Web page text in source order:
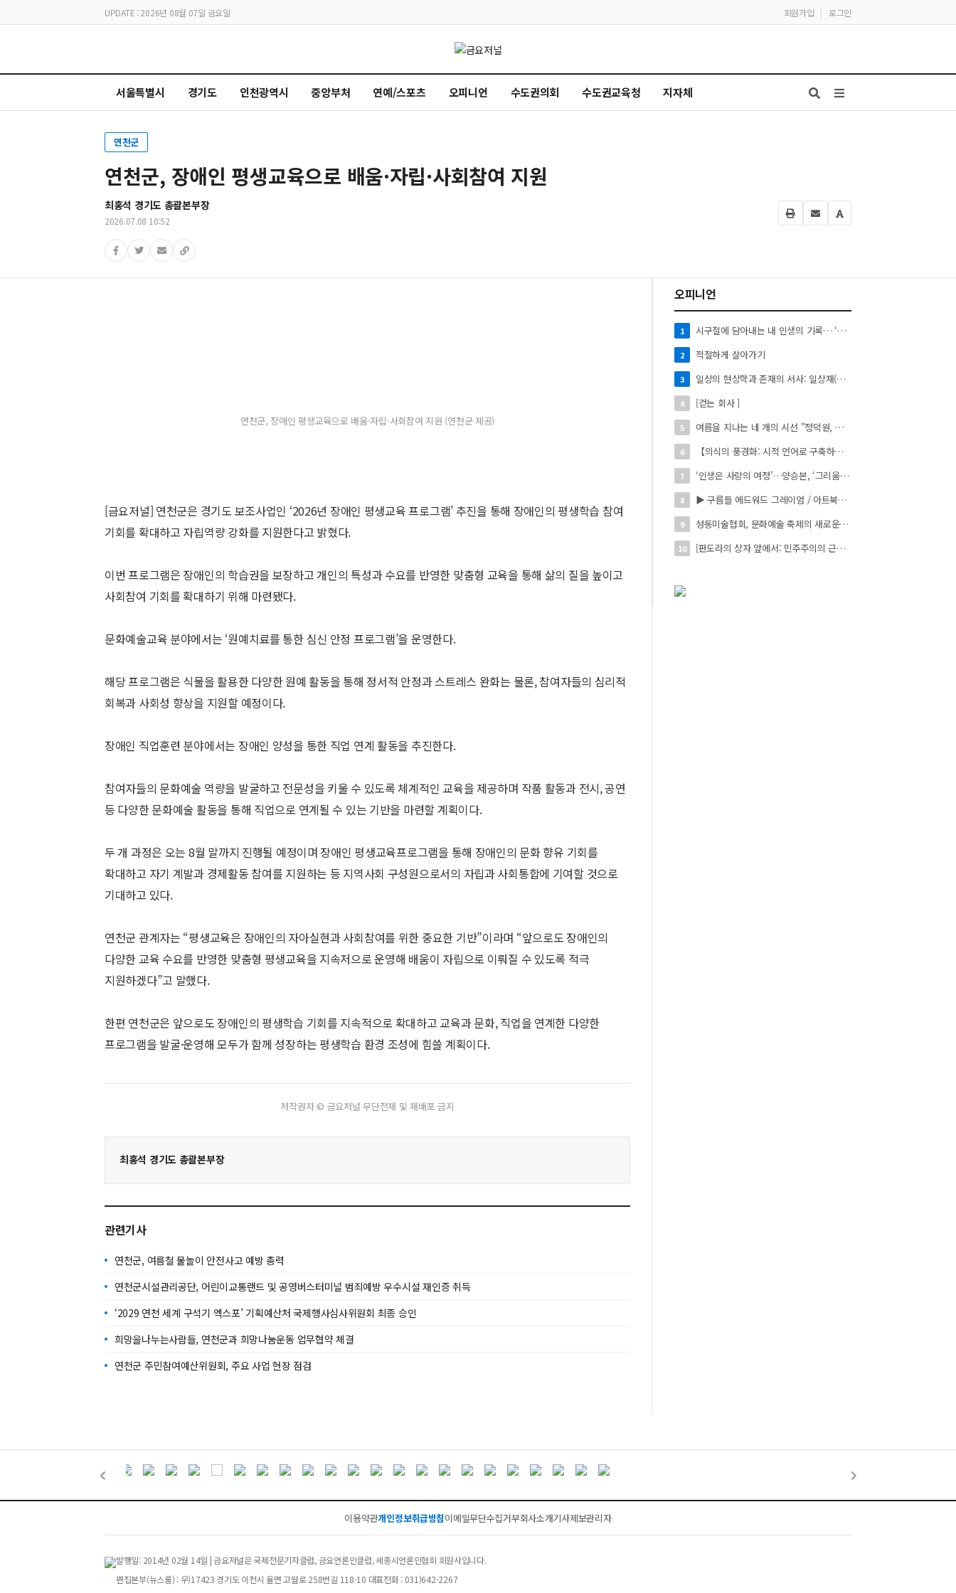
UPDATE : 2026년 08월 07일 금요일 회원가입 | 로그인
서울특별시 경기도 인천광역시 중앙부처 연예/스포츠 오피니언 수도권의회 수도권교육청 지자체
연천군
연천군, 장애인 평생교육으로 배움·자립·사회참여 지원
최홍석 경기도 총괄본부장
2026.07.08 10:52
연천군, 장애인 평생교육으로 배움·자립·사회참여 지원 (연천군 제공)
[금요저널] 연천군은 경기도 보조사업인 ‘2026년 장애인 평생교육 프로그램’ 추진을 통해 장애인의 평생학습 참여
기회를 확대하고 자립역량 강화를 지원한다고 밝혔다.
이번 프로그램은 장애인의 학습권을 보장하고 개인의 특성과 수요를 반영한 맞춤형 교육을 통해 삶의 질을 높이고
사회참여 기회를 확대하기 위해 마련됐다.
문화예술교육 분야에서는 ‘원예치료를 통한 심신 안정 프로그램’을 운영한다.
해당 프로그램은 식물을 활용한 다양한 원예 활동을 통해 정서적 안정과 스트레스 완화는 물론, 참여자들의 심리적
회복과 사회성 향상을 지원할 예정이다.
장애인 직업훈련 분야에서는 장애인 양성을 통한 직업 연계 활동을 추진한다.
참여자들의 문화예술 역량을 발굴하고 전문성을 키울 수 있도록 체계적인 교육을 제공하며 작품 활동과 전시, 공연
등 다양한 문화예술 활동을 통해 직업으로 연계될 수 있는 기반을 마련할 계획이다.
두 개 과정은 오는 8월 말까지 진행될 예정이며 장애인 평생교육프로그램을 통해 장애인의 문화 향유 기회를
확대하고 자기 계발과 경제활동 참여를 지원하는 등 지역사회 구성원으로서의 자립과 사회통합에 기여할 것으로
기대하고 있다.
연천군 관계자는 “평생교육은 장애인의 자아실현과 사회참여를 위한 중요한 기반”이라며 “앞으로도 장애인의
다양한 교육 수요를 반영한 맞춤형 평생교육을 지속저으로 운영해 배움이 자립으로 이뤄질 수 있도록 적극
지원하겠다”고 말했다.
한편 연천군은 앞으로도 장애인의 평생학습 기회를 지속적으로 확대하고 교육과 문화, 직업을 연계한 다양한
프로그램을 발굴·운영해 모두가 함께 성장하는 평생학습 환경 조성에 힘쓸 계획이다.
저작권자 © 금요저널 무단전재 및 재배포 금지
최홍석 경기도 총괄본부장
관련기사
연천군, 여름철 물놀이 안전사고 예방 총력
연천군시설관리공단, 어린이교통랜드 및 공영버스터미널 범죄예방 우수시설 재인증 취득
‘2029 연천 세계 구석기 엑스포’ 기획예산처 국제행사심사위원회 최종 승인
희망을나누는사람들, 연천군과 희망나눔운동 업무협약 체결
연천군 주민참여예산위원회, 주요 사업 현장 점검
오피니언
1 시구절에 담아내는 내 인생의 기록… ‘시로 쓰는 자서전’
2 적절하게 살아가기
3 일상의 현상학과 존재의 서사: 일상재(日常材)의 시적 환치와 자아 성찰】
4 [걷는 회사 ]
5 여름을 지나는 네 개의 시선 "정덕원, 나지윤, 민선홍, 정윤하 작가" 4인 展
6 【의식의 풍경화: 시적 언어로 구축하는 실존의 미학】
7 ‘인생은 사랑의 여정’…양승본, ‘그리움의 빛’
8 ▶ 구름들 에드워드 그레이엄 / 아트북스 / 288쪽
9 성동미술협회, 문화예술 축제의 새로운 시작 ‘2026 서울숲 국제 아트 페스타’ 개최
10 [판도라의 상자 앞에서: 민주주의의 근원을 묻다]
이용약관개인정보취급방침이메일무단수집거부회사소개기사제보관리자
발행일: 2014년 02월 14일 | 금요저널은 국제전문기자클럽, 금요언론인클럽, 세종시언론인협회 회원사입니다.
편집본부(뉴스룸) : 우)17423 경기도 이천시 율면 고월로 258번길 118-10 대표전화 : 031)642-2267